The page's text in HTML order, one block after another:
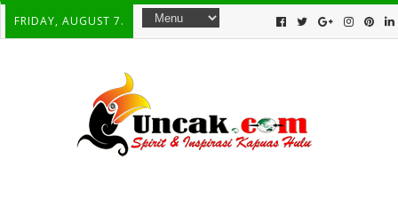
FRIDAY, AUGUST 7.